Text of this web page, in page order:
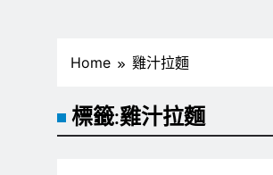
Home 雞汁拉麵
標籤:雞汁拉麵